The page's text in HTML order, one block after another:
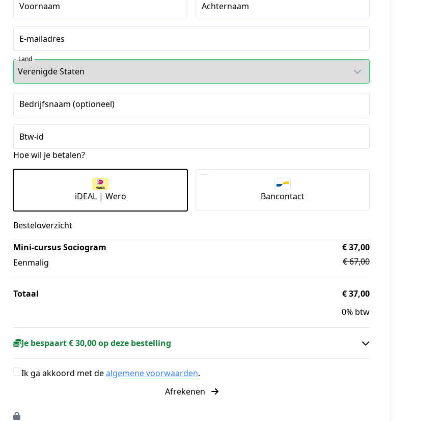
Voornaam Achternaam
E-mailadres
Land
Bedrijfsnaam (optioneel)
Btw-id
Hoe wil je betalen?
iDEAL | Wero Bancontact
Besteloverzicht
Mini-cursus Sociogram
Eenmalig
€ 37,00
€ 67,00
Totaal
€ 37,00
0% btw
Je bespaart € 30,00 op deze bestelling
Ik ga akkoord met dealgemene voorwaarden.
Afrekenen